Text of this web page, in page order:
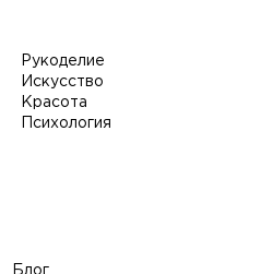
Рукоделие
Искусство
Красота
Психология
Блог